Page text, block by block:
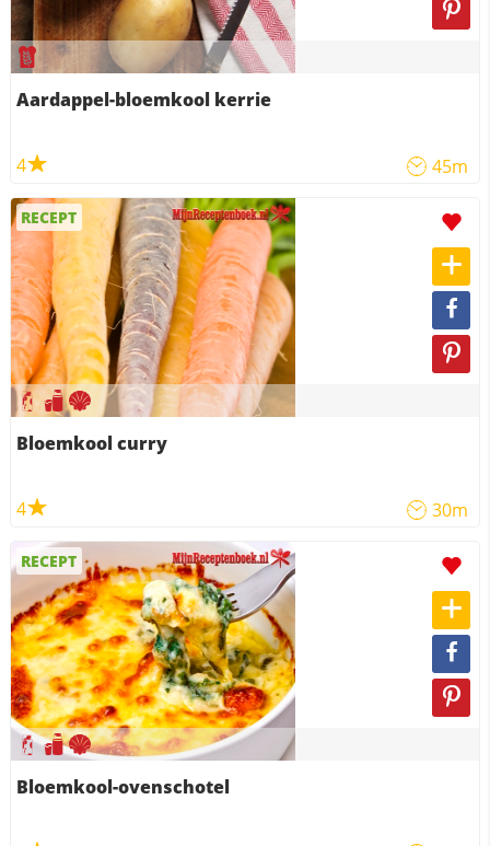
Aardappel-bloemkool kerrie
4 45m
RECEPT
Bloemkool curry
4 30m
RECEPT
Bloemkool-ovenschotel